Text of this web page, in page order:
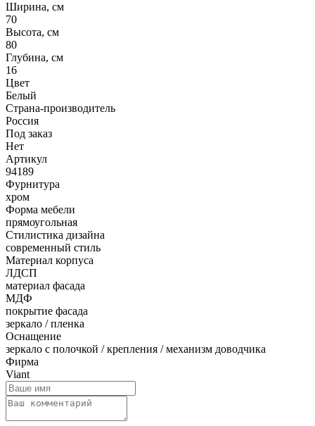
Ширина, см
70
Высота, см
80
Глубина, см
16
Цвет
Белый
Страна-производитель
Россия
Под заказ
Нет
Артикул
94189
Фурнитура
хром
Форма мебели
прямоугольная
Стилистика дизайна
современный стиль
Материал корпуса
ЛДСП
материал фасада
МДФ
покрытие фасада
зеркало / пленка
Оснащение
зеркало с полочкой / крепления / механизм доводчика
Фирма
Viant